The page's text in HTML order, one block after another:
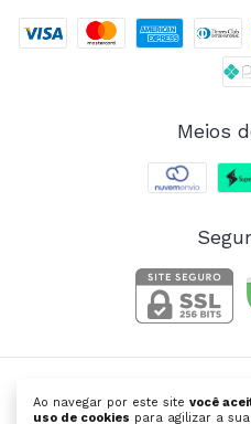
Ao navegar por este site você
uso de cookies para agilizar a sua
Meios
SANTABELLA
©2026. SANTABELLA MODA